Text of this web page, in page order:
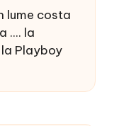
lume costa
.... la
la Playboy